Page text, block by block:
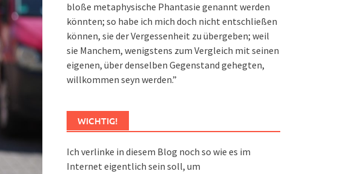
bloße metaphysische Phantasie genannt werden
könnten; so habe ich mich doch nicht entschließen
können, sie der Vergessenheit zu übergeben; weil
sie Manchem, wenigstens zum Vergleich mit seinen
eigenen, über denselben Gegenstand gehegten,
willkommen seyn werden.”
WICHTIG!
Ich verlinke in diesem Blog noch so wie es im
Internet eigentlich sein soll, um